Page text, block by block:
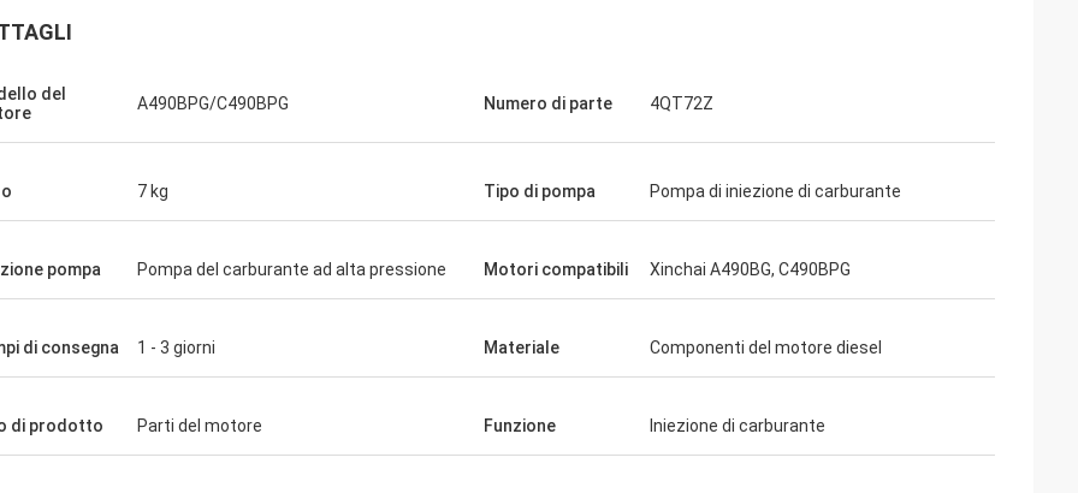
del
A490BPG/C490BPG Numero di parte 4QT72Z
7 kg Tipo di pompa Pompa di iniezione di carburante
pompa Pompa del carburante ad alta pressione Motori compatibili Xinchai A490BG, C490BPG
di consegna 1 - 3 giorni Materiale Componenti del motore diesel
di prodotto Parti del motore Funzione Iniezione di carburante